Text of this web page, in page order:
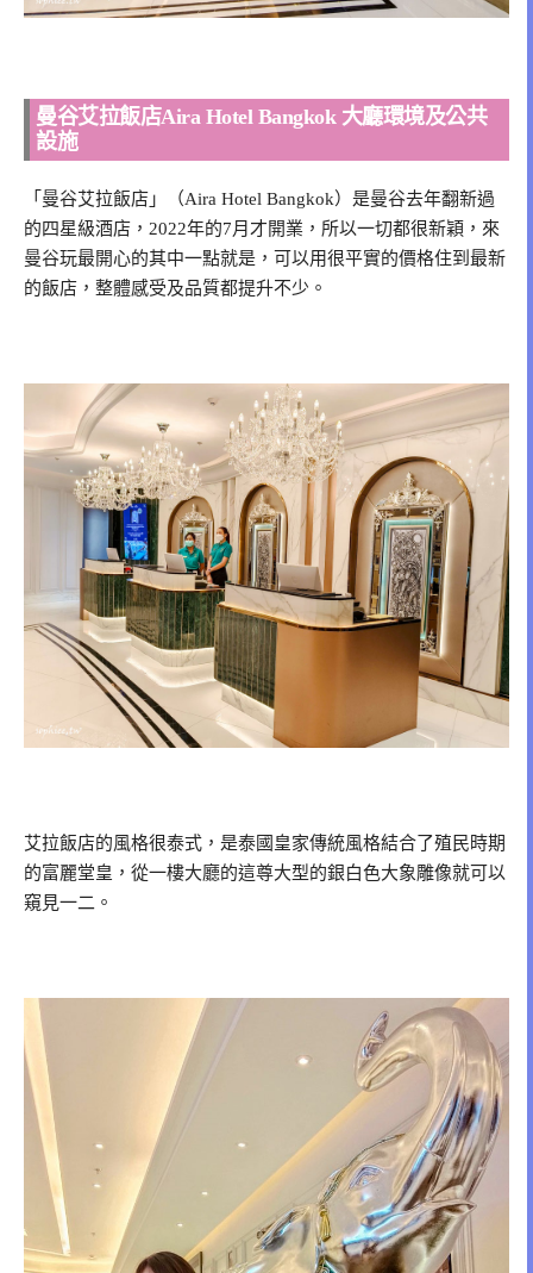
曼谷艾拉飯店Aira Hotel Bangkok 大廳環境及公共
設施
「曼谷艾拉飯店」（Aira Hotel Bangkok）是曼谷去年翻新過
的四星級酒店，2022年的7月才開業，所以一切都很新穎，來
曼谷玩最開心的其中一點就是，可以用很平實的價格住到最新
的飯店，整體感受及品質都提升不少。
艾拉飯店的風格很泰式，是泰國皇家傳統風格結合了殖民時期
的富麗堂皇，從一樓大廳的這尊大型的銀白色大象雕像就可以
窺見一二。